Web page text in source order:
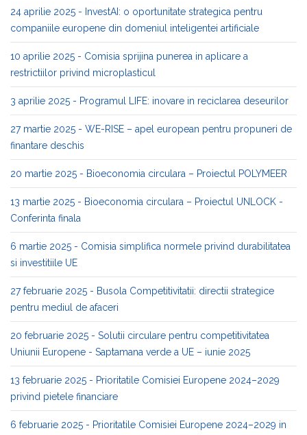
24 aprilie 2025 - InvestAI: o oportunitate strategica pentru
companiile europene din domeniul inteligentei artificiale
10 aprilie 2025 - Comisia sprijina punerea in aplicare a
restrictiilor privind microplasticul
3 aprilie 2025 - Programul LIFE: inovare in reciclarea deseurilor
27 martie 2025 - WE-RISE – apel european pentru propuneri de
finantare deschis
20 martie 2025 - Bioeconomia circulara – Proiectul POLYMEER
13 martie 2025 - Bioeconomia circulara – Proiectul UNLOCK -
Conferinta finala
6 martie 2025 - Comisia simplifica normele privind durabilitatea
si investitiile UE
27 februarie 2025 - Busola Competitivitatii: directii strategice
pentru mediul de afaceri
20 februarie 2025 - Solutii circulare pentru competitivitatea
Uniunii Europene - Saptamana verde a UE – iunie 2025
13 februarie 2025 - Prioritatile Comisiei Europene 2024–2029
privind pietele financiare
6 februarie 2025 - Prioritatile Comisiei Europene 2024–2029 in